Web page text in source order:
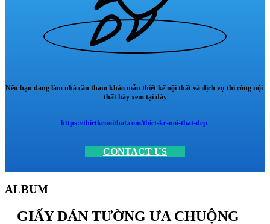
Nếu bạn đang làm nhà cần tham khảo mẫu thiết kế nội thất và dịch vụ thi công nội
thất hãy xem tại đây
https://thietkenoithat.com/thiet-ke-noi-that-dep
CONTACT US
ALBUM
GIẤY DÁN TƯỜNG ƯA CHUỘNG